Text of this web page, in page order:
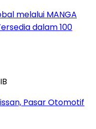
melalui MANGA
dalam 100
Pasar Otomotif